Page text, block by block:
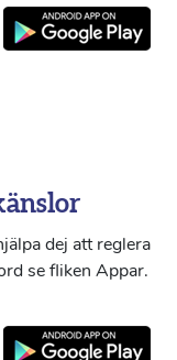
dej att reglera
se fliken Appar.